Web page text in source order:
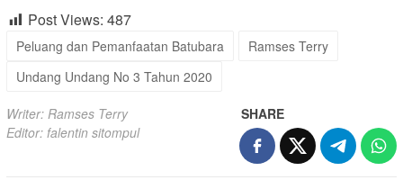
Post Views: 487
Peluang dan Pemanfaatan Batubara
Ramses Terry
Undang Undang No 3 Tahun 2020
Writer: Ramses Terry
Editor: falentin sitompul
SHARE